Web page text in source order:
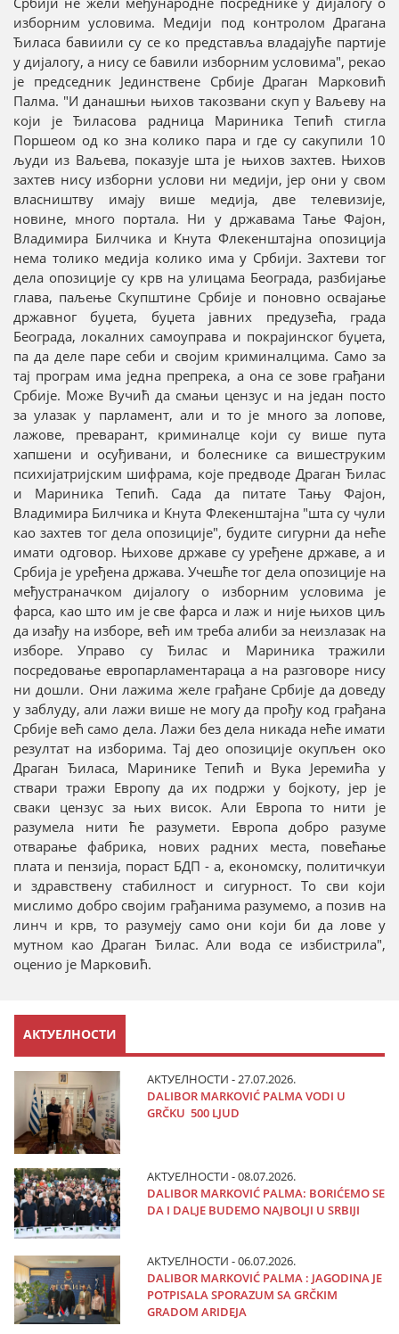
изборним условима. Медији под контролом Драгана
Ђиласа бавиили су се ко представља владајуће партије
у дијалогу, а нису се бавили изборним условима", рекао
је председник Јединствене Србије Драган Марковић
Палма. "И данашњи њихов такозвани скуп у Ваљеву на
који је Ђиласова радница Мариника Тепић стигла
Поршеом од ко зна колико пара и где су сакупили 10
људи из Ваљева, показује шта је њихов захтев. Њихов
захтев нису изборни услови ни медији, јер они у свом
власништву имају више медија, две телевизије,
новине, много портала. Ни у државама Тање Фајон,
Владимира Билчика и Кнута Флекенштајна опозиција
нема толико медија колико има у Србији. Захтеви тог
дела опозиције су крв на улицама Београда, разбијање
глава, паљење Скупштине Србије и поновно освајање
државног буџета, буџета јавних предузећа, града
Београда, локалних самоуправа и покрајинског буџета,
па да деле паре себи и својим криминалцима. Само за
тај програм има једна препрека, а она се зове грађани
Србије. Може Вучић да смањи цензус и на један посто
за улазак у парламент, али и то је много за лопове,
лажове, преварант, криминалце који су више пута
хапшени и осуђивани, и болеснике са вишеструким
психијатријским шифрама, које предводе Драган Ђилас
и Мариника Тепић. Сада да питате Тању Фајон,
Владимира Билчика и Кнута Флекенштајна "шта су чули
као захтев тог дела опозиције", будите сигурни да неће
имати одговор. Њихове државе су уређене државе, а и
Србија је уређена држава. Учешће тог дела опозиције на
међустраначком дијалогу о изборним условима је
фарса, као што им је све фарса и лаж и није њихов циљ
да изађу на изборе, већ им треба алиби за неизлазак на
изборе. Управо су Ђилас и Мариника тражили
посредовање европарламентараца а на разговоре нису
ни дошли. Они лажима желе грађане Србије да доведу
у заблуду, али лажи више не могу да прођу код грађана
Србије већ само дела. Лажи без дела никада неће имати
резултат на изборима. Тај део опозиције окупљен око
Драган Ђиласа, Маринике Тепић и Вука Јеремића у
ствари тражи Европу да их подржи у бојкоту, јер је
сваки цензус за њих висок. Али Европа то нити је
разумела нити ће разумети. Европа добро разуме
отварање фабрика, нових радних места, повећање
плата и пензија, пораст БДП - а, економску, политичкуи
и здравствену стабилност и сигурност. То сви који
мислимо добро својим грађанима разумемо, а позив на
линч и крв, то разумеју само они који би да лове у
мутном као Драган Ђилас. Али вода се избистрила",
оценио је Марковић.
АКТУЕЛНОСТИ
АКТУЕЛНОСТИ - 27.07.2026.
DALIBOR MARKOVIĆ PALMA VODI U
GRČKU 500 LJUD
АКТУЕЛНОСТИ - 08.07.2026.
DALIBOR MARKOVIĆ PALMA: BORIĆEMO SE
DA I DALJE BUDEMO NAJBOLJI U SRBIJI
АКТУЕЛНОСТИ - 06.07.2026.
DALIBOR MARKOVIĆ PALMA : JAGODINA JE
POTPISALA SPORAZUM SA GRČKIM
GRADOM ARIDEJA